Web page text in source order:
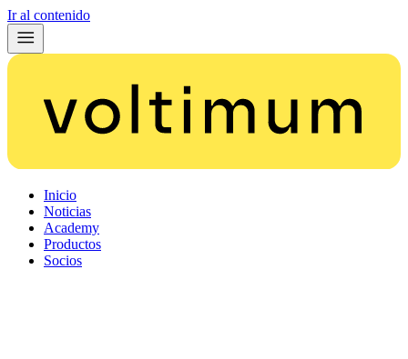
Ir al contenido
Inicio
Noticias
Academy
Productos
Socios